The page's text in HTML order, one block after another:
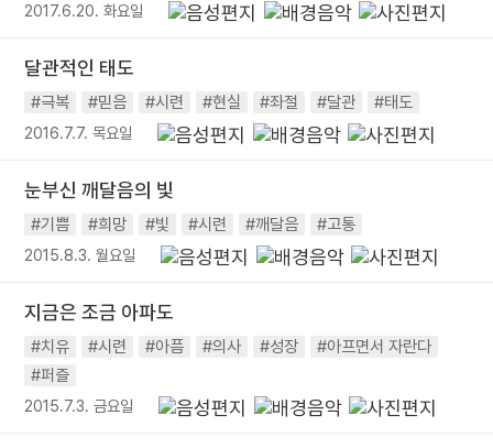
2017.6.20. 화요일
달관적인 태도
#극복 #믿음 #시련 #현실 #좌절 #달관 #태도
2016.7.7. 목요일
눈부신 깨달음의 빛
#기쁨 #희망 #빛 #시련 #깨달음 #고통
2015.8.3. 월요일
지금은 조금 아파도
#치유 #시련 #아픔 #의사 #성장
#아프면서 자란다
#퍼즐
2015.7.3. 금요일